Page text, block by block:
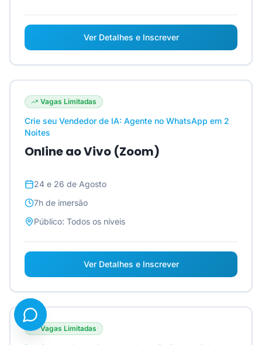
Ver Detalhes e Inscrever
Vagas Limitadas
Crie seu Vendedor de IA: Agente no WhatsApp em 2
Noites
Online ao Vivo (Zoom)
24 e 26 de Agosto
7h de imersão
Público: Todos os níveis
Ver Detalhes e Inscrever
Vagas Limitadas